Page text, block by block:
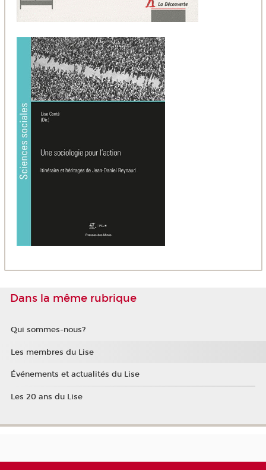
Dans la même rubrique
Qui sommes-nous?
Les membres du Lise
Événements et actualités du Lise
Les 20 ans du Lise